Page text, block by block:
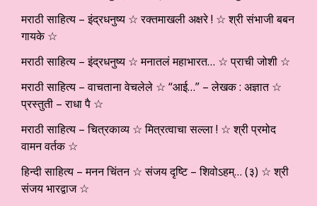
मराठी साहित्य – इंद्रधनुष्य ☆ रक्तमाखली अक्षरे ! ☆ श्री संभाजी बबन
गायके ☆
मराठी साहित्य – इंद्रधनुष्य ☆ मनातलं महाभारत… ☆ प्राची जोशी ☆
मराठी साहित्य – वाचताना वेचलेले ☆ “आई…” – लेखक : अज्ञात ☆
प्रस्तुती – राधा पै ☆
मराठी साहित्य – चित्रकाव्य ☆ मित्रत्वाचा सल्ला ! ☆ श्री प्रमोद
वामन वर्तक ☆
हिन्दी साहित्य – मनन चिंतन ☆ संजय दृष्टि – शिवोऽहम्… (३) ☆ श्री
संजय भारद्वाज ☆